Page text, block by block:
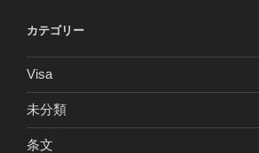
カテゴリー
Visa
未分類
条文